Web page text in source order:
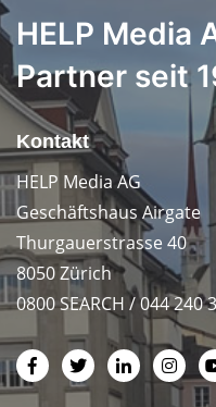
HELP Media
Partner seit
Kontakt
HELP Media AG
Geschäftshaus Airgate
Thurgauerstrasse 40
8050 Zürich
0800 SEARCH / 044 240